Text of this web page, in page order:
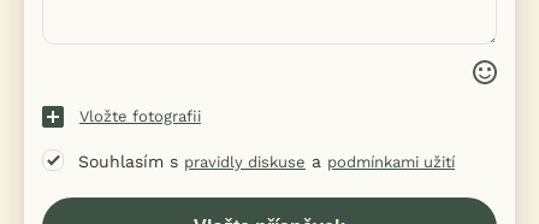
Vložte fotografii
Souhlasím s pravidly diskuse a podmínkami užití